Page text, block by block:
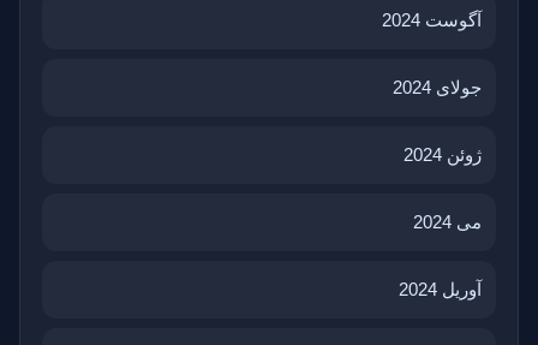
آگوست 2024
جولای 2024
ژوئن 2024
می 2024
آوریل 2024